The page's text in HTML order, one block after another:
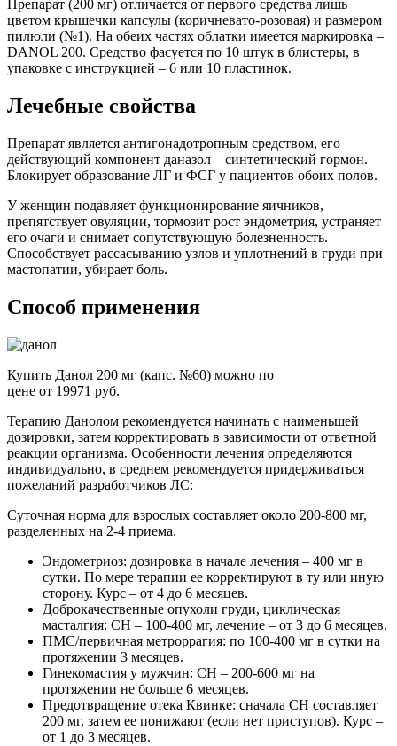
Препарат (200 мг) отличается от первого средства лишь
цветом крышечки капсулы (коричневато-розовая) и размером
пилюли (№1). На обеих частях облатки имеется маркировка –
DANOL 200. Средство фасуется по 10 штук в блистеры, в
упаковке с инструкцией – 6 или 10 пластинок.
Лечебные свойства
Препарат является антигонадотропным средством, его
действующий компонент даназол – синтетический гормон.
Блокирует образование ЛГ и ФСГ у пациентов обоих полов.
У женщин подавляет функционирование яичников,
препятствует овуляции, тормозит рост эндометрия, устраняет
его очаги и снимает сопутствующую болезненность.
Способствует рассасыванию узлов и уплотнений в груди при
мастопатии, убирает боль.
Способ применения
Купить Данол 200 мг (капс. №60) можно по
цене от 19971 руб.
Терапию Данолом рекомендуется начинать с наименьшей
дозировки, затем корректировать в зависимости от ответной
реакции организма. Особенности лечения определяются
индивидуально, в среднем рекомендуется придерживаться
пожеланий разработчиков ЛС:
Суточная норма для взрослых составляет около 200-800 мг,
разделенных на 2-4 приема.
Эндометриоз: дозировка в начале лечения – 400 мг в
сутки. По мере терапии ее корректируют в ту или иную
сторону. Курс – от 4 до 6 месяцев.
Доброкачественные опухоли груди, циклическая
масталгия: СН – 100-400 мг, лечение – от 3 до 6 месяцев.
ПМС/первичная метроррагия: по 100-400 мг в сутки на
протяжении 3 месяцев.
Гинекомастия у мужчин: СН – 200-600 мг на
протяжении не больше 6 месяцев.
Предотвращение отека Квинке: сначала СН составляет
200 мг, затем ее понижают (если нет приступов). Курс –
от 1 до 3 месяцев.